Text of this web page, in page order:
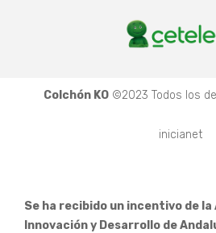
Colchón KO©2023 Todos los
inicianet
Se ha recibido un incentivo de la
Innovación y Desarrollo de